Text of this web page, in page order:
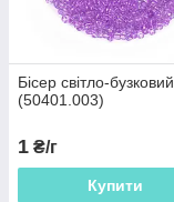
Бісер світло-бузковий
(50401.003)
1 ₴/г
Купити